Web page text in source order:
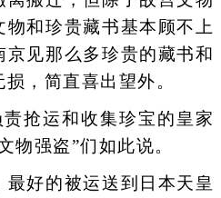
和珍贵藏书基本顾不上
见那么多珍贵的藏书和
，简直喜出望外。
运和收集珍宝的皇家
物强盗”们如此说。
好的被运送到日本天皇